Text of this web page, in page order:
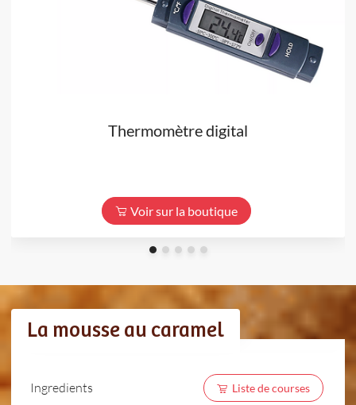
Thermomètre digital
Voir sur la boutique
La mousse au caramel
Ingredients Liste de courses